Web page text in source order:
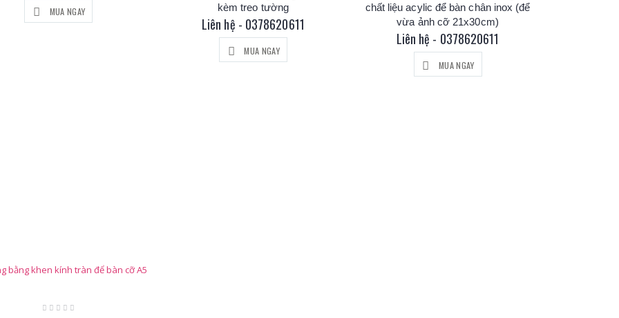
MUA NGAY
kèm treo tường
Liên hệ - 0378620611
MUA NGAY
chất liệu acylic để bàn chân inox (để
vừa ảnh cỡ 21x30cm)
Liên hệ - 0378620611
MUA NGAY